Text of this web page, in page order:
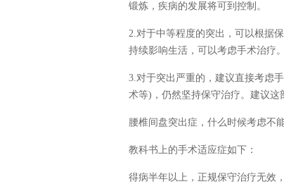
锻炼，疾病的发展将可到控制。
2.对于中等程度的突出，可以根据
持续影响生活，可以考虑手术治疗。
3.对于突出严重的，建议直接考虑
术等)，仍然坚持保守治疗。建议这
腰椎间盘突出症，什么时候考虑不
教科书上的手术适应症如下：
得病半年以上，正规保守治疗无效